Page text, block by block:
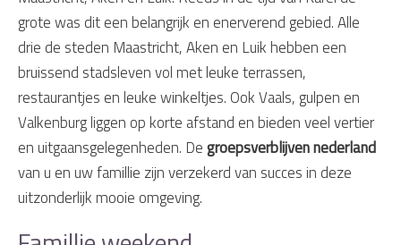
grote was dit een belangrijk en enerverend gebied. Alle
drie de steden Maastricht, Aken en Luik hebben een
bruissend stadsleven vol met leuke terrassen,
restaurantjes en leuke winkeltjes. Ook Vaals, gulpen en
Valkenburg liggen op korte afstand en bieden veel vertier
en uitgaansgelegenheden. Degroepsverblijven nederland
van u en uw famillie zijn verzekerd van succes in deze
uitzonderlijk mooie omgeving.